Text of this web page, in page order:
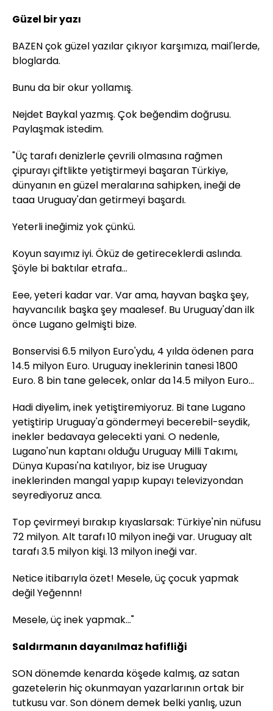
Güzel bir yazı
BAZEN çok güzel yazılar çıkıyor karşımıza, mail'lerde,
bloglarda.
Bunu da bir okur yollamış.
Nejdet Baykal yazmış. Çok beğendim doğrusu.
Paylaşmak istedim.
"Üç tarafı denizlerle çevrili olmasına rağmen
çipurayı çiftlikte yetiştirmeyi başaran Türkiye,
dünyanın en güzel meralarına sahipken, ineği de
taaa Uruguay'dan getirmeyi başardı.
Yeterli ineğimiz yok çünkü.
Koyun sayımız iyi. Öküz de getireceklerdi aslında.
Şöyle bi baktılar etrafa...
Eee, yeteri kadar var. Var ama, hayvan başka şey,
hayvancılık başka şey maalesef. Bu Uruguay'dan ilk
önce Lugano gelmişti bize.
Bonservisi 6.5 milyon Euro'ydu, 4 yılda ödenen para
14.5 milyon Euro. Uruguay ineklerinin tanesi 1800
Euro. 8 bin tane gelecek, onlar da 14.5 milyon Euro...
Hadi diyelim, inek yetiştiremiyoruz. Bi tane Lugano
yetiştirip Uruguay'a göndermeyi becerebil-seydik,
inekler bedavaya gelecekti yani. O nedenle,
Lugano'nun kaptanı olduğu Uruguay Milli Takımı,
Dünya Kupası'na katılıyor, biz ise Uruguay
ineklerinden mangal yapıp kupayı televizyondan
seyrediyoruz anca.
Top çevirmeyi bırakıp kıyaslarsak: Türkiye'nin nüfusu
72 milyon. Alt tarafı 10 milyon ineği var. Uruguay alt
tarafı 3.5 milyon kişi. 13 milyon ineği var.
Netice itibarıyla özet! Mesele, üç çocuk yapmak
değil Yeğennn!
Mesele, üç inek yapmak..."
Saldırmanın dayanılmaz hafifliği
SON dönemde kenarda köşede kalmış, az satan
gazetelerin hiç okunmayan yazarlarının ortak bir
tutkusu var. Son dönem demek belki yanlış, uzun